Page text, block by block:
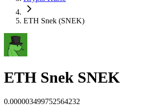
ETH Snek (SNEK)
ETH Snek SNEK
0.000003499752564232